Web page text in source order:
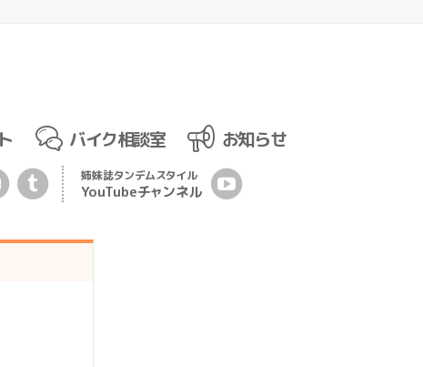
バイク相談室
お知らせ
姉妹誌タンデムスタイル
YouTubeチャンネル